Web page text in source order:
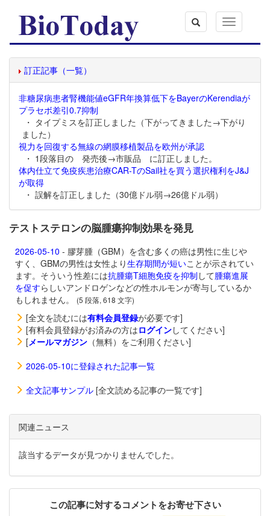
Toggle
navigation
訂正記事（一覧）
非糖尿病患者腎機能値eGFR年換算低下をBayerのKerendiaが
プラセボ差引0.7抑制
・ タイプミスを訂正しました（下がってきました→下がり
ました）
視力を回復する無線の網膜移植製品を欧州が承認
・ 1段落目の 発売後→市販品 に訂正しました。
体内仕立て免疫疾患治療CAR-TのSail社を買う選択権利をJ&J
が取得
・ 誤解を訂正しました（30億ドル弱→26億ドル弱）
テストステロンの脳腫瘍抑制効果を発見
2026-05-10 - 膠芽腫（GBM）を含む多くの癌は男性に生じや
すく、GBMの男性は女性より生存期間が短いことが示されてい
ます。そういう性差には抗腫瘍T細胞免疫を抑制 して腫瘍進展
を促すらしいアンドロゲンなどの性ホルモンが寄与しているか
もしれません。
(5 段落, 618 文字)
[全文を読むには有料会員登録が必要です]
[有料会員登録がお済みの方はログインしてください]
[メールマガジン （無料）をご利用ください]
2026-05-10に登録された記事一覧
全文記事サンプル [全文読める記事の一覧です]
関連ニュース
該当するデータが見つかりませんでした。
この記事に対するコメントをお寄せ下さい